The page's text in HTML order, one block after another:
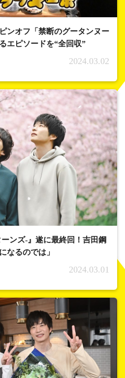
ンオフ「禁断のグータンヌー
エピソードを“全回収”
2024.03.02
ーンズ-』遂に最終回！吉田鋼
なるのでは」
2024.03.01